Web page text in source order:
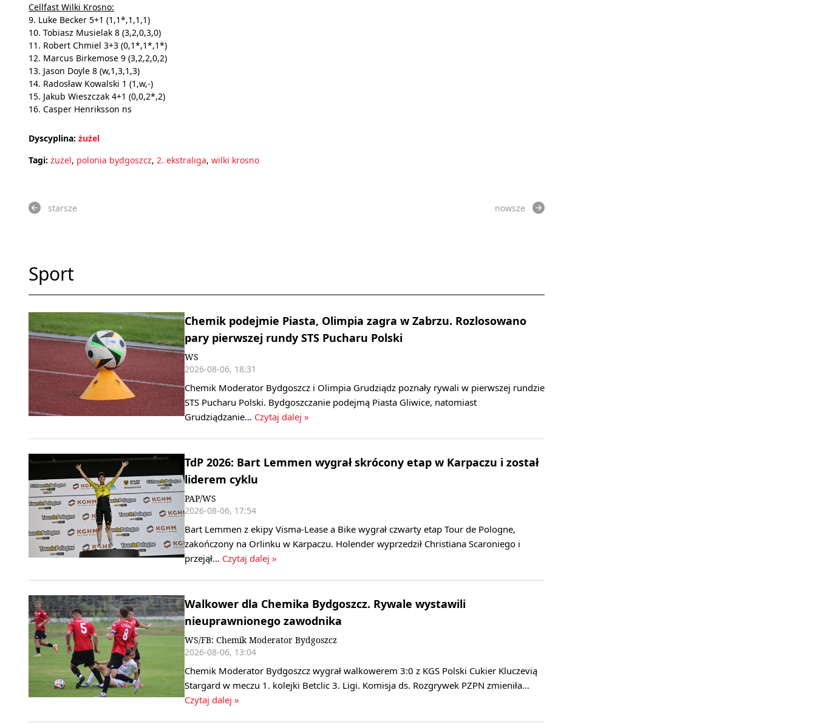
Cellfast Wilki Krosno:
9. Luke Becker 5+1 (1,1*,1,1,1)
10. Tobiasz Musielak 8 (3,2,0,3,0)
11. Robert Chmiel 3+3 (0,1*,1*,1*)
12. Marcus Birkemose 9 (3,2,2,0,2)
13. Jason Doyle 8 (w,1,3,1,3)
14. Radosław Kowalski 1 (1,w,-)
15. Jakub Wieszczak 4+1 (0,0,2*,2)
16. Casper Henriksson ns
Dyscyplina: żużel
Tagi: żużel, polonia bydgoszcz, 2. ekstraliga, wilki krosno
starsze nowsze
Sport
Chemik podejmie Piasta, Olimpia zagra w Zabrzu. Rozlosowano
pary pierwszej rundy STS Pucharu Polski
WS
2026-08-06, 18:31
Chemik Moderator Bydgoszcz i Olimpia Grudziądz poznały rywali w pierwszej rundzie
STS Pucharu Polski. Bydgoszczanie podejmą Piasta Gliwice, natomiast
Grudziądzanie… Czytaj dalej »
TdP 2026: Bart Lemmen wygrał skrócony etap w Karpaczu i został
liderem cyklu
PAP/WS
2026-08-06, 17:54
Bart Lemmen z ekipy Visma-Lease a Bike wygrał czwarty etap Tour de Pologne,
zakończony na Orlinku w Karpaczu. Holender wyprzedził Christiana Scaroniego i
przejął… Czytaj dalej »
Walkower dla Chemika Bydgoszcz. Rywale wystawili
nieuprawnionego zawodnika
WS/FB: Chemik Moderator Bydgoszcz
2026-08-06, 13:04
Chemik Moderator Bydgoszcz wygrał walkowerem 3:0 z KGS Polski Cukier Kluczevią
Stargard w meczu 1. kolejki Betclic 3. Ligi. Komisja ds. Rozgrywek PZPN zmieniła…
Czytaj dalej »